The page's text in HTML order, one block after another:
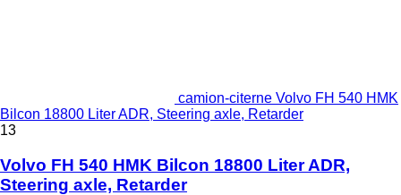
camion-citerne Volvo FH 540 HMK
Bilcon 18800 Liter ADR, Steering axle, Retarder
13
Volvo FH 540 HMK Bilcon 18800 Liter ADR,
Steering axle, Retarder